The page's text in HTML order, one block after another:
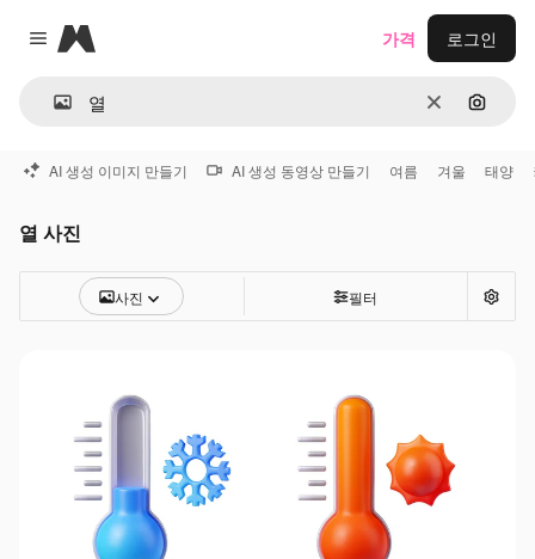
Close menu
Magnific
지우기이미지
가격 로그인
AI 생성 이미지 만들기 AI 생성 동영상 만들기 여름 겨울 태양
열 사진
사진 필터